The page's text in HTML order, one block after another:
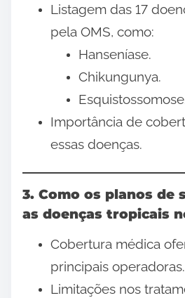
Listagem das 17
pela OMS, como:
Hanseníase.
Chikungunya.
Importância de
essas doenças.
3. Como os planos de
as doenças tropicais
Cobertura médica
principais operadoras.
Limitações nos